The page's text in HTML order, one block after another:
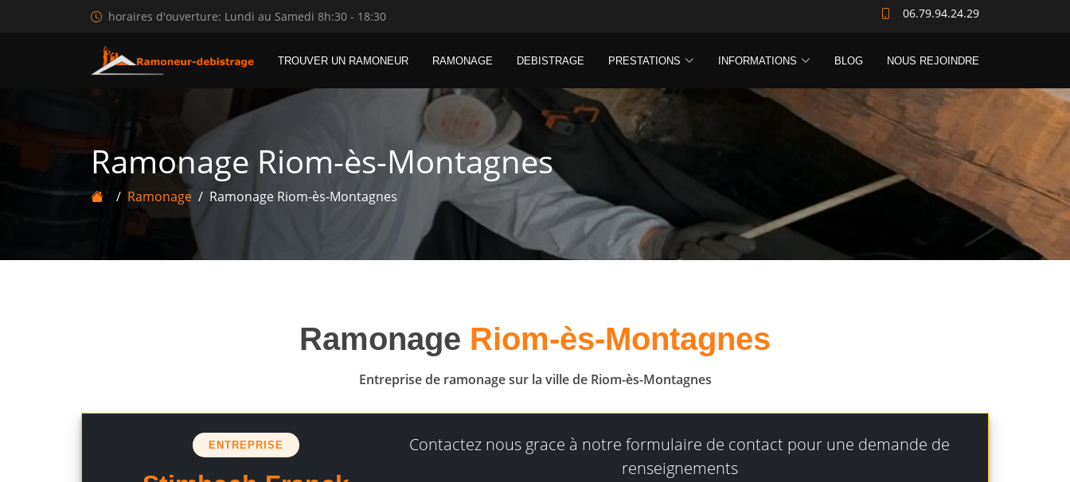
horaires d'ouverture: Lundi au Samedi 8h:30 - 18:30 06.79.94.24.29
TROUVER UN RAMONEUR RAMONAGE DEBISTRAGE PRESTATIONS INFORMATIONS BLOG NOUS REJOINDRE
Ramonage Riom-ès-Montagnes
Ramonage Ramonage Riom-ès-Montagnes
Ramonage Riom-ès-Montagnes
Entreprise de ramonage sur la ville de Riom-ès-Montagnes
ENTREPRISE
Contactez nous grace à notre formulaire de contact pour une demande de
renseignements